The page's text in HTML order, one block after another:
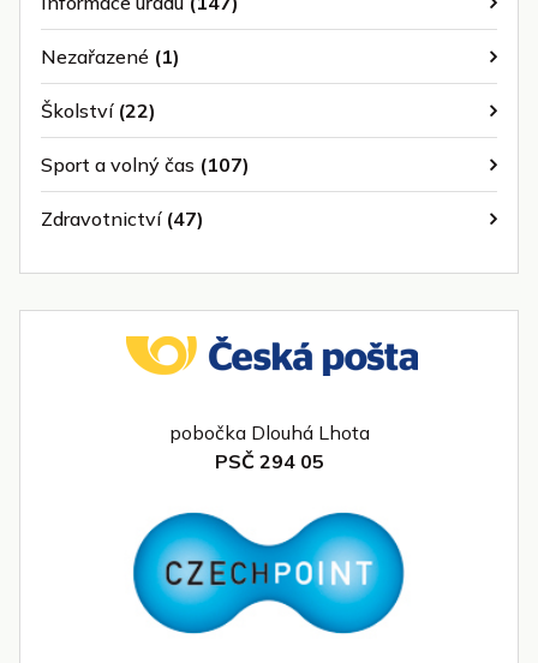
Nezařazené (1)
Školství(22)
Sport a volný čas (107)
Zdravotnictví(47)
pobočka Dlouhá Lhota
PSČ 294 05